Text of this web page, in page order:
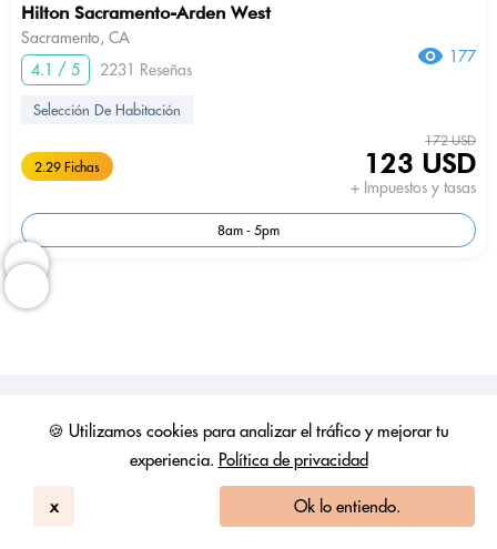
🍪 Utilizamos cookies para analizar el tráfico y mejorar tu
experiencia. Política de privacidad
x Ok lo entiendo.
Hilton Sacramento-Arden West
Sacramento, CA
4.1 / 5
2231 Reseñas
177
Selección De Habitación
2.29 Fichas
172 USD
123 USD
+ Impuestos y tasas
8am - 5pm